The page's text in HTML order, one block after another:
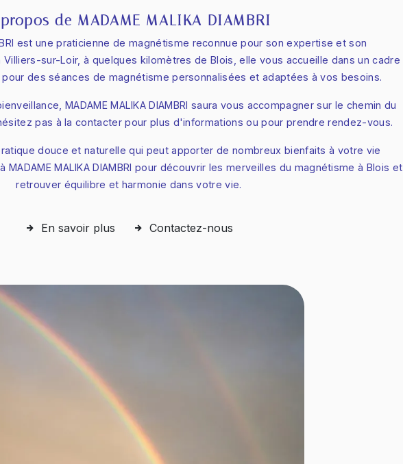
de MADAME MALIKA DIAMBRI
est une praticienne de magnétisme reconnue pour son expertise et son
sur-Loir, à quelques kilomètres de Blois, elle vous accueille dans un cadre
des séances de magnétisme personnalisées et adaptées à vos besoins.
MADAME MALIKA DIAMBRI saura vous accompagner sur le chemin du
pas à la contacter pour plus d'informations ou pour prendre rendez-vous.
douce et naturelle qui peut apporter de nombreux bienfaits à votre vie
MADAME MALIKA DIAMBRI pour découvrir les merveilles du magnétisme à Blois et
retrouver équilibre et harmonie dans votre vie.
En savoir plus Contactez-nous